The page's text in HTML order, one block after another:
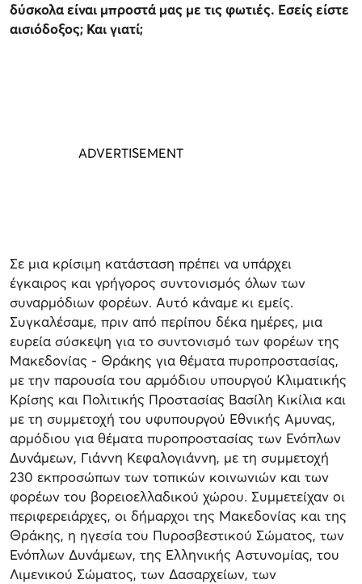
δύσκολα είναι μπροστά μας με τις φωτιές. Εσείς είστε
αισιόδοξος; Και γιατί;
Σε μια κρίσιμη κατάσταση πρέπει να υπάρχει
έγκαιρος και γρήγορος συντονισμός όλων των
συναρμόδιων φορέων. Αυτό κάναμε κι εμείς.
Συγκαλέσαμε, πριν από περίπου δέκα ημέρες, μια
ευρεία σύσκεψη για το συντονισμό των φορέων της
Μακεδονίας - Θράκης για θέματα πυροπροστασίας,
με την παρουσία του αρμόδιου υπουργού Κλιματικής
Κρίσης και Πολιτικής Προστασίας Βασίλη Κικίλια και
με τη συμμετοχή του υφυπουργού Εθνικής Αμυνας,
αρμόδιου για θέματα πυροπροστασίας των Ενόπλων
Δυνάμεων, Γιάννη Κεφαλογιάννη, με τη συμμετοχή
230 εκπροσώπων των τοπικών κοινωνιών και των
φορέων του βορειοελλαδικού χώρου. Συμμετείχαν οι
περιφερειάρχες, οι δήμαρχοι της Μακεδονίας και της
Θράκης, η ηγεσία του Πυροσβεστικού Σώματος, των
Ενόπλων Δυνάμεων, της Ελληνικής Αστυνομίας, του
Λιμενικού Σώματος, των Δασαρχείων, των